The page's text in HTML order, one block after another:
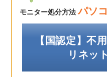
モニター処分方法 パソ
【国認定】不
リネッ